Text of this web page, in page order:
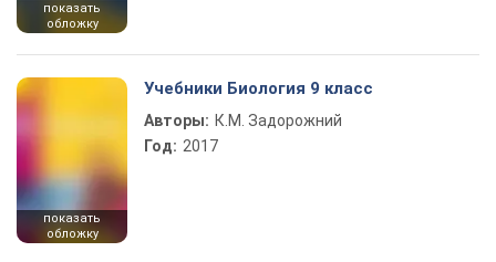
показать
обложку
показать
обложку
Учебники Биология 9 класс
Авторы: К.М. Задорожний
Год: 2017